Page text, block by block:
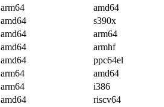
arm64
amd64
amd64
s390x
amd64
arm64
amd64
armhf
amd64
ppc64el
arm64
amd64
arm64
i386
amd64
riscv64